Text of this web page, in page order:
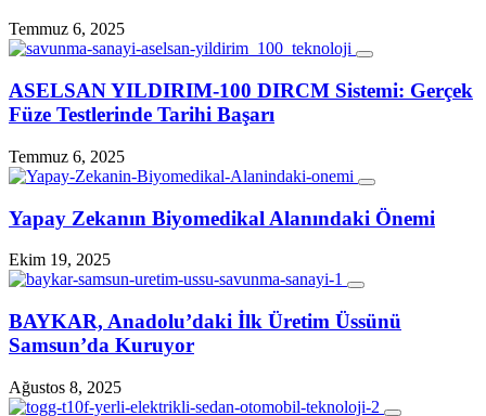
Temmuz 6, 2025
ASELSAN YILDIRIM‑100 DIRCM Sistemi: Gerçek
Füze Testlerinde Tarihi Başarı
Temmuz 6, 2025
Yapay Zekanın Biyomedikal Alanındaki Önemi
Ekim 19, 2025
BAYKAR, Anadolu’daki İlk Üretim Üssünü
Samsun’da Kuruyor
Ağustos 8, 2025